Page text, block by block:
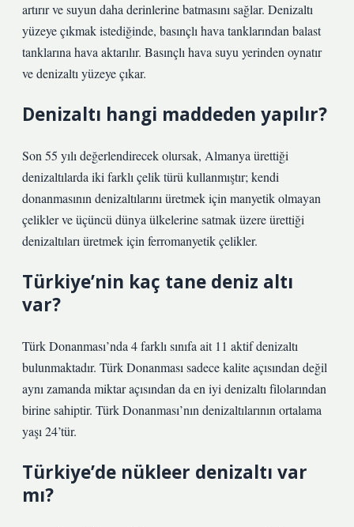
artırır ve suyun daha derinlerine batmasını sağlar. Denizaltı
yüzeye çıkmak istediğinde, basınçlı hava tanklarından balast
tanklarına hava aktarılır. Basınçlı hava suyu yerinden oynatır
ve denizaltı yüzeye çıkar.
Denizaltı hangi maddeden yapılır?
Son 55 yılı değerlendirecek olursak, Almanya ürettiği
denizaltılarda iki farklı çelik türü kullanmıştır; kendi
donanmasının denizaltılarını üretmek için manyetik olmayan
çelikler ve üçüncü dünya ülkelerine satmak üzere ürettiği
denizaltıları üretmek için ferromanyetik çelikler.
Türkiye’nin kaç tane deniz altı
var?
Türk Donanması’nda 4 farklı sınıfa ait 11 aktif denizaltı
bulunmaktadır. Türk Donanması sadece kalite açısından değil
aynı zamanda miktar açısından da en iyi denizaltı filolarından
birine sahiptir. Türk Donanması’nın denizaltılarının ortalama
yaşı 24’tür.
Türkiye’de nükleer denizaltı var
mı?